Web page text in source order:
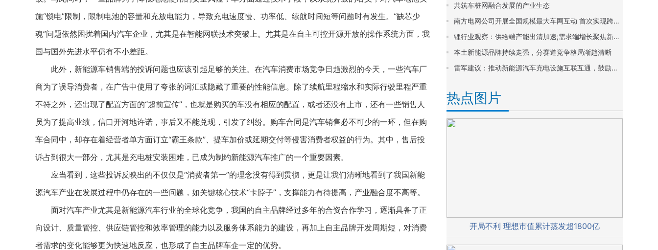
施“锁电”限制，限制电池的容量和充放电能力，导致充电速度慢、功率低、续航时间短等问题时有发生。“缺芯少
魂”问题依然困扰着国内汽车企业，尤其是在智能网联技术突破上。尤其是在自主可控开源开放的操作系统方面，我
国与国外先进水平仍有不小差距。
此外，新能源车销售端的投诉问题也应该引起足够的关注。在汽车消费市场竞争日趋激烈的今天，一些汽车厂
商为了误导消费者，在广告中使用了夸张的词汇或隐藏了重要的性能信息。除了续航里程缩水和实际行驶里程严重
不符之外，还出现了配置方面的“超前宣传”，也就是购买的车没有相应的配置，或者还没有上市，还有一些销售人
员为了提高业绩，信口开河地许诺，事后又不能兑现，引发了纠纷。购车合同是汽车销售必不可少的一环，但在购
车合同中，却存在着经营者单方面订立“霸王条款”、提车加价或延期交付等侵害消费者权益的行为。其中，售后投
诉占到很大一部分，尤其是充电桩安装困难，已成为制约新能源汽车推广的一个重要因素。
应当看到，这些投诉反映出的不仅仅是“消费者第一”的理念没有得到贯彻，更是让我们清晰地看到了我国新能
源汽车产业在发展过程中仍存在的一些问题，如关键核心技术“卡脖子”，支撑能力有待提高，产业融合度不高等。
面对汽车产业尤其是新能源汽车行业的全球化竞争，我国的自主品牌经过多年的合资合作学习，逐渐具备了正
向设计、质量管控、供应链管控和效率管理的能力以及服务体系能力的建设，再加上自主品牌开发周期短，对消费
者需求的变化能够更为快速地反应，也形成了自主品牌车企一定的优势。
共筑车桩网融合发展的产业生态
南方电网公司开展全国规模最大车网互动 首次实现跨省区联动 助力产业链上下游企业融通发展
锂行业观察：供给端产能出清加速;需求端增长聚焦新能源与储能
本土新能源品牌持续走强，分赛道竞争格局渐趋清晰
雷军建议：推动新能源汽车充电设施互联互通，鼓励车企开放智能生态
热点图片
开局不利 理想市值累计蒸发超1800亿